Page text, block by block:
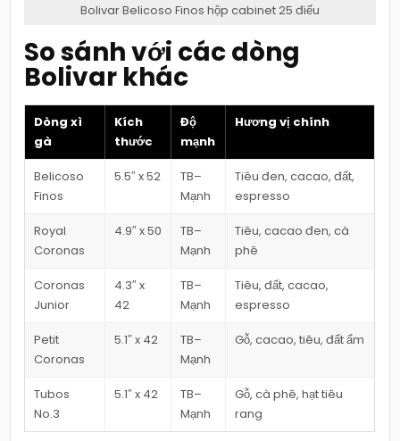
Bolivar Belicoso Finos hộp cabinet 25 điếu
So sánh với các dòng
Bolivar khác
Dòng xì
gà
Kích
thước
Độ
mạnh
Hương vị chính
Belicoso
Finos
5.5″ x 52
TB–
Mạnh
Tiêu đen, cacao, đất,
espresso
Royal
Coronas
4.9″ x 50
TB–
Mạnh
Tiêu, cacao đen, cà
phê
Coronas
Junior
4.3″ x
42
TB–
Mạnh
Tiêu, đất, cacao,
espresso
Petit
Coronas
5.1″ x 42
TB–
Mạnh
Gỗ, cacao, tiêu, đất ẩm
Tubos
No.3
5.1″ x 42
TB–
Mạnh
Gỗ, cà phê, hạt tiêu
rang